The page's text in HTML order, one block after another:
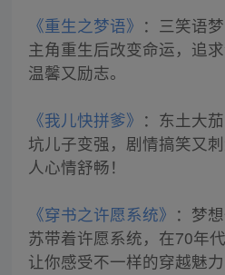
《重生之梦语》 ：三笑语
主角重生后改变命运，追
温馨又励志。
《我儿快拼爹》 ：东土大
坑儿子变强，剧情搞笑又
人心情舒畅！
《穿书之许愿系统》 ：梦
苏带着许愿系统，在70年
让你感受不一样的穿越魅力